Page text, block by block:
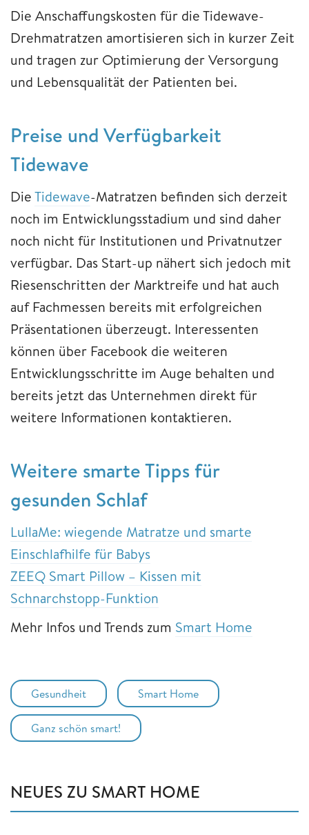
Die Anschaffungskosten für die Tidewave-
Drehmatratzen amortisieren sich in kurzer Zeit
und tragen zur Optimierung der Versorgung
und Lebensqualität der Patienten bei.
Preise und Verfügbarkeit
Tidewave
DieTidewave-Matratzen befinden sich derzeit
noch im Entwicklungsstadium und sind daher
noch nicht für Institutionen und Privatnutzer
verfügbar. Das Start-up nähert sich jedoch mit
Riesenschritten der Marktreife und hat auch
auf Fachmessen bereits mit erfolgreichen
Präsentationen überzeugt. Interessenten
können über Facebook die weiteren
Entwicklungsschritte im Auge behalten und
bereits jetzt das Unternehmen direkt für
weitere Informationen kontaktieren.
Weitere smarte Tipps für
gesunden Schlaf
LullaMe: wiegende Matratze und smarte
Einschlafhilfe für Babys
ZEEQ Smart Pillow – Kissen mit
Schnarchstopp-Funktion
Mehr Infos und Trends zum Smart Home
Gesundheit Smart Home
Ganz schön smart!
NEUES ZU SMART HOME